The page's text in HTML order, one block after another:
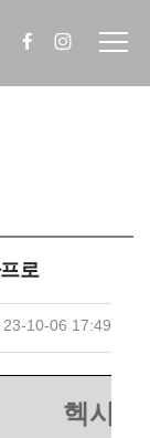
로
23-10-06 17:49
헥사프